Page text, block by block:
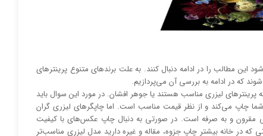
مطالب را در ادامه دنبال کنند. به علت برند‌های متنوع پرینتر‌های
که در ادامه به بررسی آن می‌پردازیم.
لیزری مناسب هستند یا جوهر افشان. در مورد این سوال باید
چاپ می‌کند و از نظر قیمت مناسب است. اما چاپگر‌های لیزری گران
مقرون و به صرفه است. در صورتی به دنبال چاپ عکس‌های با کیفیت
در خانه بیشتر چاپ جزوه، مقاله و غیره دارید مدل لیزری مناسب‌تر